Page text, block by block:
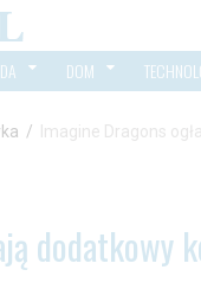
DOM
/ Imagine Dragons
dodatkowy